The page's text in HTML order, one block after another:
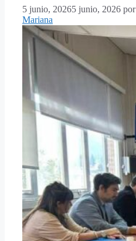
5 junio, 20265 junio, 2026 por
Mariana